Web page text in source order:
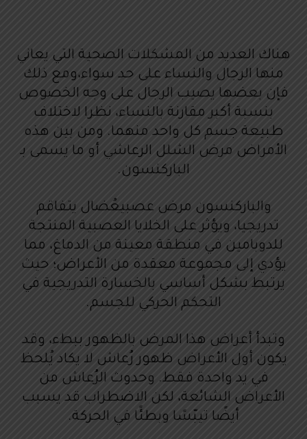
هناك العديد من المشكلات الصحية التي يعاني
منها الرجال والنساء على حد سواء،ومع ذلك
فإن بعضها يصيب الرجال على وجه الخصوص
بنسبة أكبر مقارنة بالنساء، نظرا لاختلاف
طبيعة جسم كل واحد منهما. ومن بين هذه
الأمراض مرض الشلل الرعاشي أو ما يسمى بـ
الباركنسون.
والباركنسون مرض عصبيعُضال يتفاقم
تدريجيا، ويؤثر على الخلايا العصبية المنتجة
للدوبامين في منطقة معينة من الدماغ، مما
يؤدي إلى مجموعة معقدة من الأعراض؛ حيث
يرتبط بشكل أساسي بالخسارة التدريجية في
التحكم الحركي للجسم.
وتبدأ أعراض هذا المرض بالظهور ببطء، وقد
يكون أول الأعراض ظهور رُعاش لا يكاد يُلحظ
في يد واحدة فقط. وحدوث الرُعاش من
الأعراض الشائعة، لكن الاضطراب قد يسبب
أيضًا تيبّسًا وبطئًا في الحركة.